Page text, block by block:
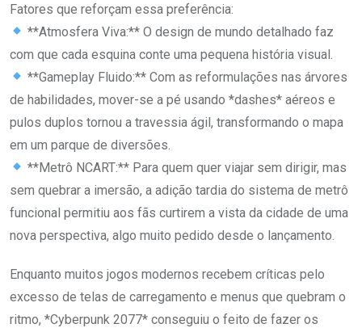
Fatores que reforçam essa preferência:
**Atmosfera Viva:** O design de mundo detalhado faz
com que cada esquina conte uma pequena história visual.
**Gameplay Fluido:** Com as reformulações nas árvores
de habilidades, mover-se a pé usando *dashes* aéreos e
pulos duplos tornou a travessia ágil, transformando o mapa
em um parque de diversões.
**Metrô NCART:** Para quem quer viajar sem dirigir, mas
sem quebrar a imersão, a adição tardia do sistema de metrô
funcional permitiu aos fãs curtirem a vista da cidade de uma
nova perspectiva, algo muito pedido desde o lançamento.
Enquanto muitos jogos modernos recebem críticas pelo
excesso de telas de carregamento e menus que quebram o
ritmo, *Cyberpunk 2077* conseguiu o feito de fazer os